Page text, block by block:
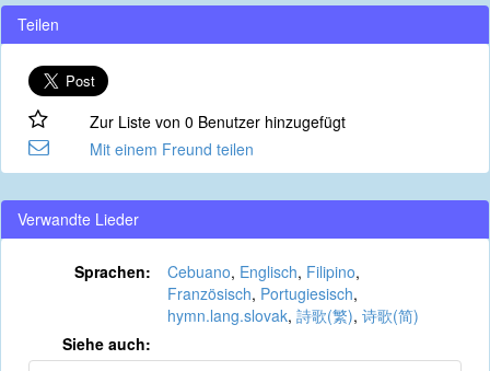
Teilen
Zur Liste von 0 Benutzer hinzugefügt
Mit einem Freund teilen
Verwandte Lieder
Sprachen: Cebuano, Englisch, Filipino,
Französisch, Portugiesisch,
hymn.lang.slovak, 詩歌(繁), 诗歌(简)
Siehe auch: